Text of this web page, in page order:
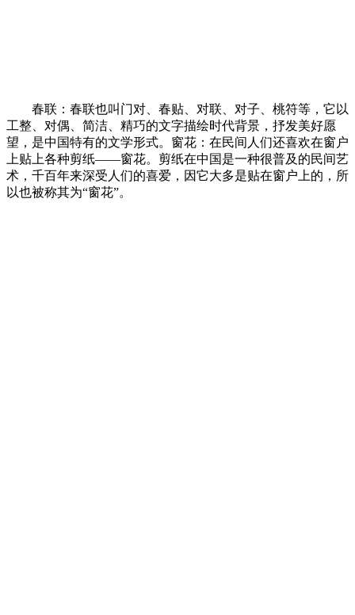
春联：春联也叫门对、春贴、对联、对子、桃符等，它以
工整、对偶、简洁、精巧的文字描绘时代背景，抒发美好愿
望，是中国特有的文学形式。窗花：在民间人们还喜欢在窗户
上贴上各种剪纸——窗花。剪纸在中国是一种很普及的民间艺
术，千百年来深受人们的喜爱，因它大多是贴在窗户上的，所
以也被称其为“窗花”。